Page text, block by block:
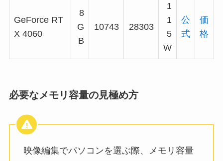
GeForce RT
X 4060
8
G
B
10743 28303
1
1
5
W
公
式
価
格
必要なメモリ容量の見極め方
映像編集でパソコンを選ぶ際、メモリ容量